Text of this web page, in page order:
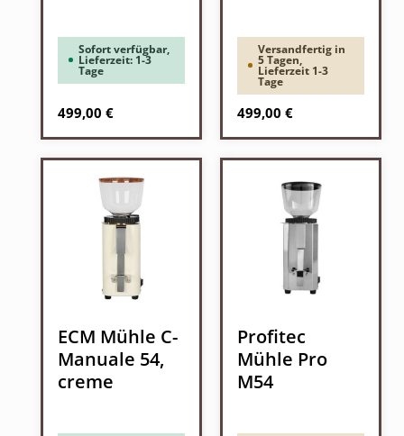
Sofort verfügbar,
Lieferzeit: 1-3
Tage
Regulärer Preis:
499,00 €
Versandfertig in
5 Tagen,
Lieferzeit 1-3
Tage
Regulärer Preis:
499,00 €
ECM Mühle C-
Manuale 54,
creme
Profitec
Mühle Pro
M54